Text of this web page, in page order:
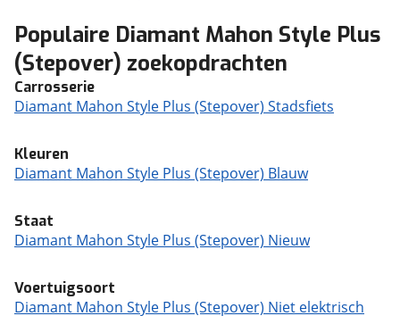
Populaire Diamant Mahon Style Plus
(Stepover) zoekopdrachten
Carrosserie
Diamant Mahon Style Plus (Stepover) Stadsfiets
Kleuren
Diamant Mahon Style Plus (Stepover) Blauw
Staat
Diamant Mahon Style Plus (Stepover) Nieuw
Voertuigsoort
Diamant Mahon Style Plus (Stepover) Niet elektrisch